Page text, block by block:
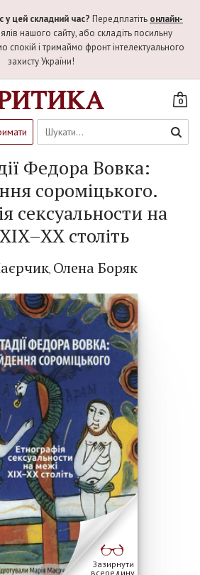
у цей складний час? Передплатіть онлайн-
нашого сайту, або складіть посильну
спокій і тримаймо фронт інтелектуального
захисту України!
0
Федора Вовка:
сороміцького.
сексуальности на
століть
, Олена Боряк
Зазирнути
всередину